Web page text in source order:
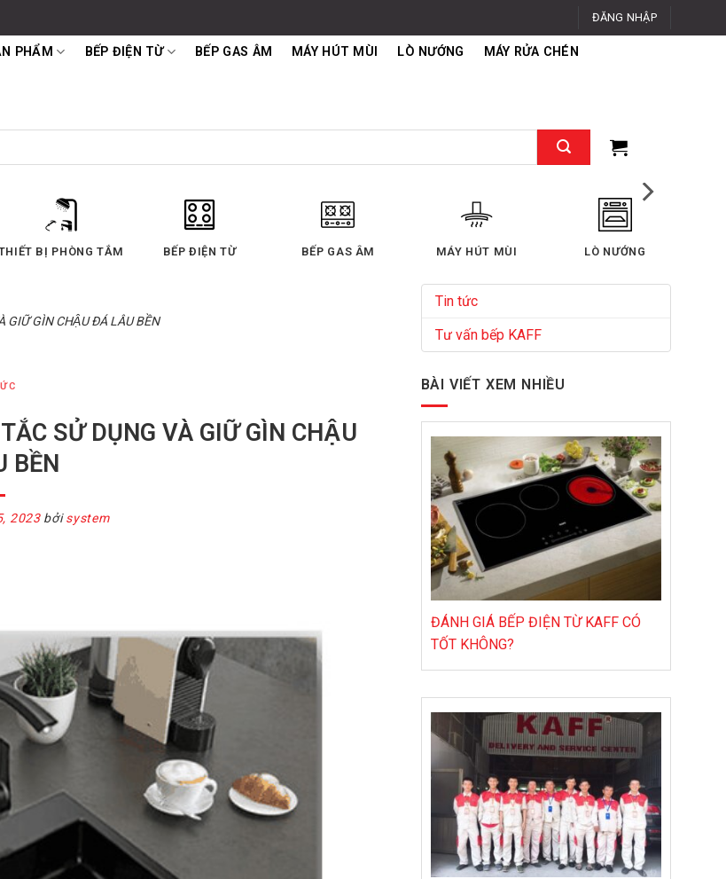
ĐĂNG NHẬP
PHẨM BẾP ĐIỆN TỪ BẾP GAS ÂM MÁY HÚT MÙI LÒ NƯỚNG MÁY RỬA CHÉN
BẾP ĐIỆN TỪ BẾP GAS ÂM MÁY HÚT MÙI LÒ NƯỚNG
BỊ PHÒNG TẮM
GIỮ GÌN CHẬU ĐÁ LÂU BỀN
SỬ DỤNG VÀ GIỮ GÌN CHẬU
BỀN
2023 bởisystem
Tin tức
Tư vấn bếp KAFF
BÀI VIẾT XEM NHIỀU
ĐÁNH GIÁ BẾP ĐIỆN TỪ KAFF CÓ
TỐT KHÔNG?